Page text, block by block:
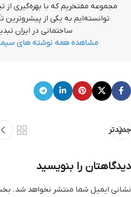
مجموعه مفتخریم که با بهره‌گیری
توانسته‌ایم به یکی از
ساختمانی در ایران
مشاهده همه نوشته های
جدیدتر
دیدگاهتان را بنویسید
نشانی ایمیل شما منتشر نخواهد شد.